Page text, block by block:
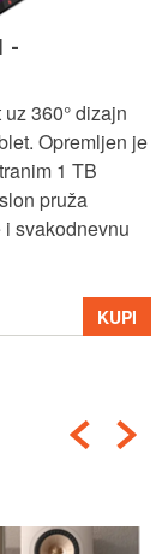
-
360° dizajn
Opremljen je
1 TB
pruža
svakodnevnu
KUPI